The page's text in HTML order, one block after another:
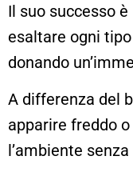
Il suo successo
esaltare ogni
donando
A differenza del
apparire freddo
l’ambiente